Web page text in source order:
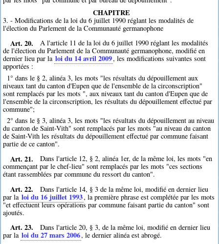
CHAPITRE
3. - Modifications de la loi du 6 juillet 1990 réglant les modalités de
l'élection du Parlement de la Communauté germanophone
Art. 20.
A l'article 11 de la loi du 6 juillet 1990 réglant les modalités
de l'élection du Parlement de la Communauté germanophone, modifié en
dernier lieu par la loi du 14 avril 2009, les modifications suivantes sont
apportées :
1° dans le § 2, alinéa 3, les mots "les résultats du dépouillement aux
niveaux tant du canton d'Eupen que de l'ensemble de la circonscription"
sont remplacés par les mots ", aux niveaux tant du canton d'Eupen que de
l'ensemble de la circonscription, les résultats du dépouillement effectué par
commune";
2° dans le § 3, alinéa 3, les mots "les résultats du dépouillement au niveau
du canton de Saint-Vith" sont remplacés par les mots "au niveau du canton
de Saint-Vith les résultats du dépouillement effectué par commune faisant
partie de ce canton".
Art. 21.
Dans l'article 12, § 2, alinéa 1er, de la même loi, les mots "en
commençant par le chef-lieu" sont remplacés par les mots "ces sections
étant rassemblées par commune du ressort du canton".
Art. 22.
Dans l'article 14, § 3 de la même loi, modifié en dernier lieu
par la loi du 16 juillet 1993, la première phrase est complétée par les mots
"et effectuent leurs opérations par commune faisant partie du canton" sont
ajoutés.
Art. 23.
Dans l'article 20, § 3, de la même loi, modifié en dernier lieu
par la loi du 27 mars 2006, le dernier alinéa est abrogé.